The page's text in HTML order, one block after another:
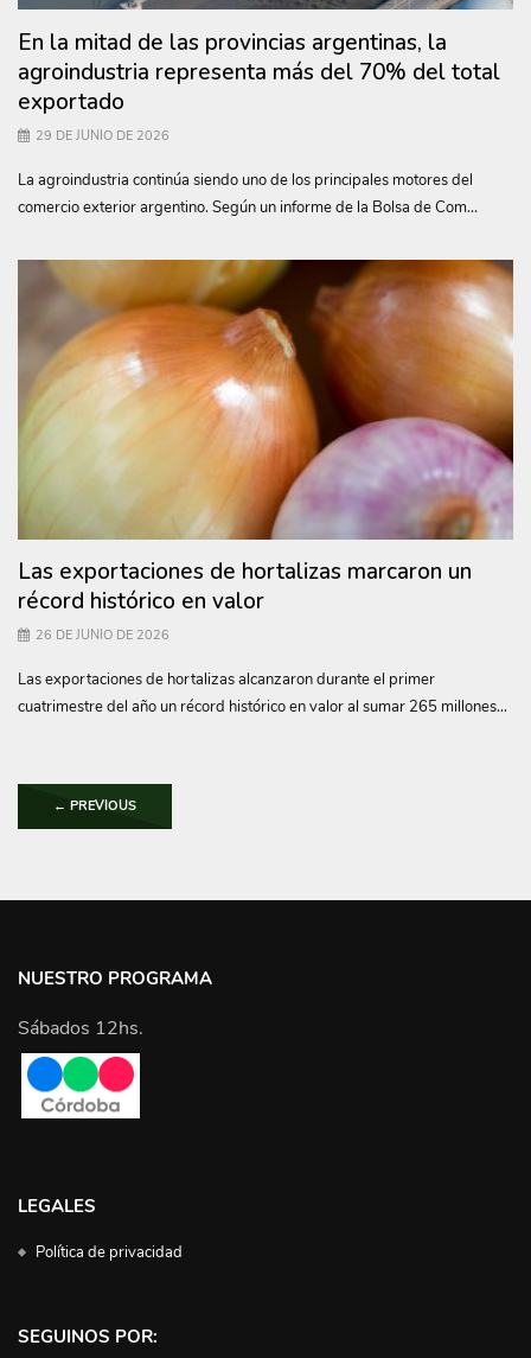
En la mitad de las provincias argentinas, la
agroindustria representa más del 70% del total
exportado
29 DE JUNIO DE 2026
La agroindustria continúa siendo uno de los principales motores del
comercio exterior argentino. Según un informe de la Bolsa de Com...
Las exportaciones de hortalizas marcaron un
récord histórico en valor
26 DE JUNIO DE 2026
Las exportaciones de hortalizas alcanzaron durante el primer
cuatrimestre del año un récord histórico en valor al sumar 265 millones...
← PREVIOUS
NUESTRO PROGRAMA
Sábados 12hs.
LEGALES
Política de privacidad
SEGUINOS POR: